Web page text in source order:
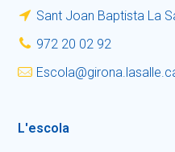
Sant Joan Baptista La
972 20 02 92
L'escola